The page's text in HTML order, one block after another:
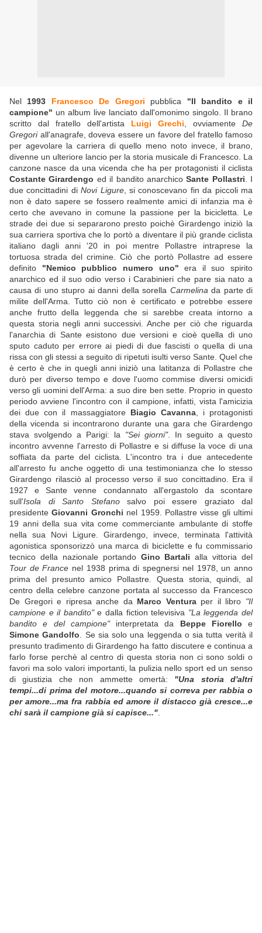
Nel 1993 Francesco De Gregori pubblica "Il bandito e il
campione" un album live lanciato dall'omonimo singolo. Il brano
scritto dal fratello dell'artista Luigi Grechi , ovviamente De
Gregoriall'anagrafe, doveva essere un favore del fratello famoso
per agevolare la carriera di quello meno noto invece, il brano,
divenne un ulteriore lancio per la storia musicale di Francesco. La
canzone nasce da una vicenda che ha per protagonisti il ciclista
Costante Girardengo ed il bandito anarchicoSante Pollastri . I
due concittadini diNovi Ligure, si conoscevano fin da piccoli ma
non è dato sapere se fossero realmente amici di infanzia ma è
certo che avevano in comune la passione per la bicicletta. Le
strade dei due si separarono presto poichè Girardengo iniziò la
sua carriera sportiva che lo portò a diventare il più grande ciclista
italiano dagli anni '20 in poi mentre Pollastre intraprese la
tortuosa strada del crimine. Ciò che portò Pollastre ad essere
definito "Nemico pubblico numero uno" era il suo spirito
anarchico ed il suo odio verso i Carabinieri che pare sia nato a
causa di uno stupro ai danni della sorella Carmelina da parte di
milite dell'Arma. Tutto ciò non è certificato e potrebbe essere
anche frutto della leggenda che si sarebbe creata intorno a
questa storia negli anni successivi. Anche per ciò che riguarda
l'anarchia di Sante esistono due versioni e cioè quella di uno
sputo caduto per errore ai piedi di due fascisti o quella di una
rissa con gli stessi a seguito di ripetuti isulti verso Sante. Quel che
è certo è che in quegli anni iniziò una latitanza di Pollastre che
durò per diverso tempo e dove l'uomo commise diversi omicidi
verso gli uomini dell'Arma: a suo dire ben sette. Proprio in questo
periodo avviene l'incontro con il campione, infatti, vista l'amicizia
dei due con il massaggiatore Biagio Cavanna, i protagonisti
della vicenda si incontrarono durante una gara che Girardengo
stava svolgendo a Parigi: la "Sei giorni". In seguito a questo
incontro avvenne l'arresto di Pollastre e si diffuse la voce di una
soffiata da parte del ciclista. L'incontro tra i due antecedente
all'arresto fu anche oggetto di una testimonianza che lo stesso
Girardengo rilasciò al processo verso il suo concittadino. Era il
1927 e Sante venne condannato all'ergastolo da scontare
sull'Isola di Santo Stefanosalvo poi essere graziato dal
presidenteGiovanni Gronchi nel 1959. Pollastre visse gli ultimi
19 anni della sua vita come commerciante ambulante di stoffe
nella sua Novi Ligure. Girardengo, invece, terminata l'attività
agonistica sponsorizzò una marca di biciclette e fu commissario
tecnico della nazionale portando Gino Bartali alla vittoria del
Tour de France nel 1938 prima di spegnersi nel 1978, un anno
prima del presunto amico Pollastre. Questa storia, quindi, al
centro della celebre canzone portata al successo da Francesco
De Gregori e ripresa anche da Marco Venturaper il libro "Il
campione e il bandito"e dalla fiction televisiva "La leggenda del
bandito e del campione"interpretata da Beppe Fiorello e
Simone Gandolfo . Se sia solo una leggenda o sia tutta verità il
presunto tradimento di Girardengo ha fatto discutere e continua a
farlo forse perchè al centro di questa storia non ci sono soldi o
favori ma solo valori importanti, la pulizia nello sport ed un senso
di giustizia che non ammette omertà: "Una storia d'altri
tempi...di prima del motore...quando si correva per rabbia o
per amore...ma fra rabbia ed amore il distacco già cresce...e
chi sarà il campione già si capisce..."